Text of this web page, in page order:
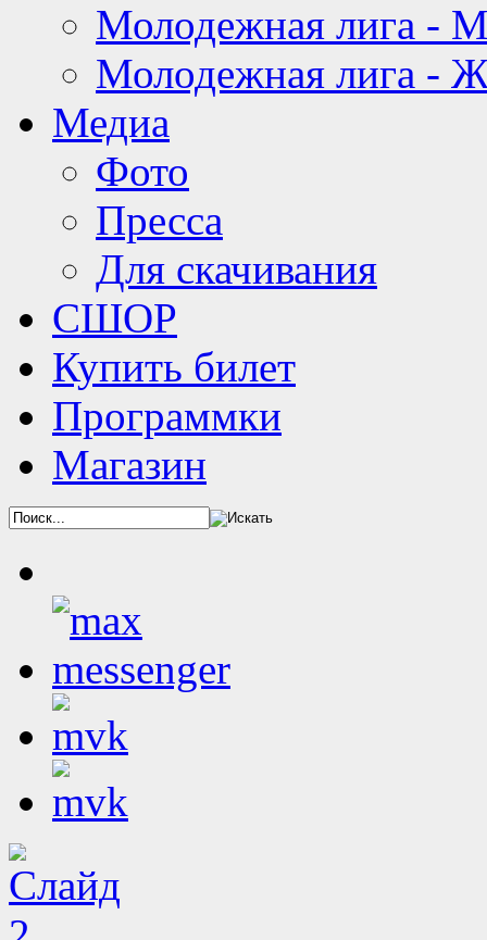
Молодежная лига -
Молодежная лига -
Медиа
Фото
Пресса
Для скачивания
СШОР
Купить билет
Программки
Магазин